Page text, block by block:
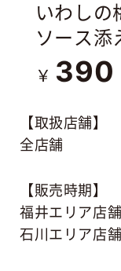
いわしの
ソース添
￥ 390
【取扱店舗】
全店舗
【販売時期】
福井エリア店
石川エリア店